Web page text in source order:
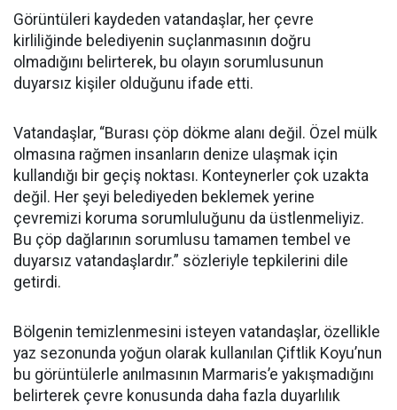
Görüntüleri kaydeden vatandaşlar, her çevre
kirliliğinde belediyenin suçlanmasının doğru
olmadığını belirterek, bu olayın sorumlusunun
duyarsız kişiler olduğunu ifade etti.
Vatandaşlar, “Burası çöp dökme alanı değil. Özel mülk
olmasına rağmen insanların denize ulaşmak için
kullandığı bir geçiş noktası. Konteynerler çok uzakta
değil. Her şeyi belediyeden beklemek yerine
çevremizi koruma sorumluluğunu da üstlenmeliyiz.
Bu çöp dağlarının sorumlusu tamamen tembel ve
duyarsız vatandaşlardır.” sözleriyle tepkilerini dile
getirdi.
Bölgenin temizlenmesini isteyen vatandaşlar, özellikle
yaz sezonunda yoğun olarak kullanılan Çiftlik Koyu’nun
bu görüntülerle anılmasının Marmaris’e yakışmadığını
belirterek çevre konusunda daha fazla duyarlılık